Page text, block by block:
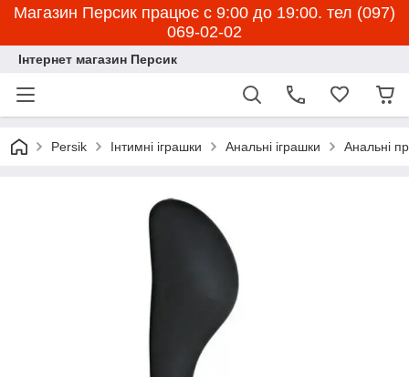
Магазин Персик працює с 9:00 до 19:00. тел (097)
069-02-02
Інтернет магазин Персик
Persik Інтимні іграшки Анальні іграшки Анальні